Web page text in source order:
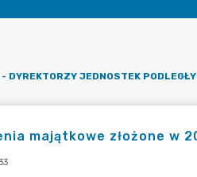
DYREKTORZY JEDNOSTEK
majątkowe złożone w